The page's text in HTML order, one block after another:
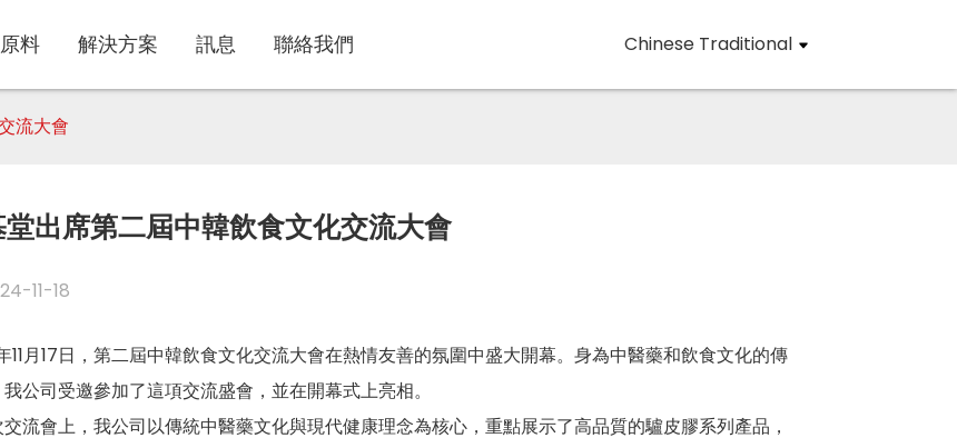
原料 解決方案 訊息 聯絡我們 Chinese Traditional
流大會
出席第二屆中韓飲食文化交流大會
11-18
11月17日，第二屆中韓飲食文化交流大會在熱情友善的氛圍中盛大開幕。身為中醫藥和飲食文化的傳
公司受邀參加了這項交流盛會，並在開幕式上亮相。
流會上，我公司以傳統中醫藥文化與現代健康理念為核心，重點展示了高品質的驢皮膠系列產品，